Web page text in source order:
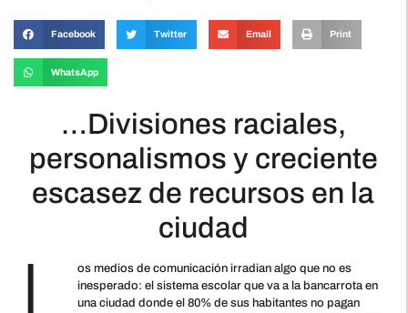
Facebook Twitter Email Print
WhatsApp
…Divisiones raciales,
personalismos y creciente
escasez de recursos en la
ciudad
os medios de comunicación irradian algo que no es
inesperado: el sistema escolar que va a la bancarrota en
una ciudad donde el 80% de sus habitantes no pagan